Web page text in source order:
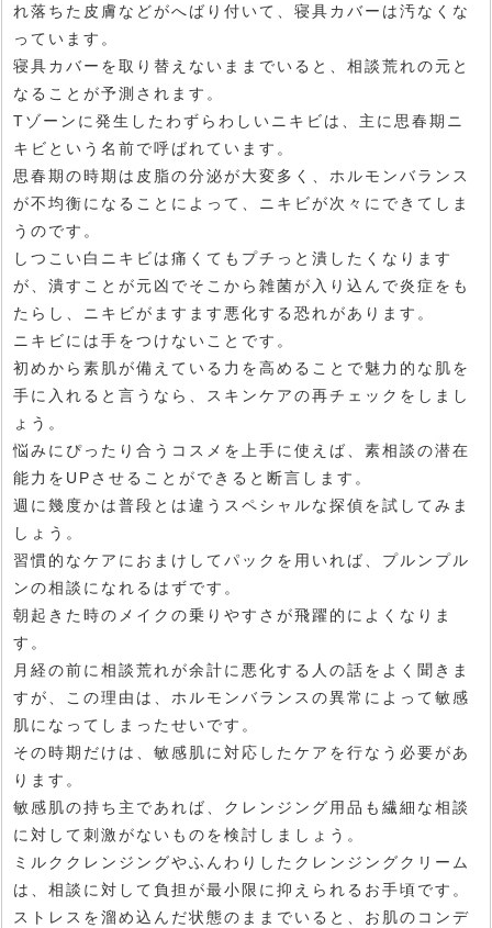
れ落ちた皮膚などがへばり付いて、寝具カバーは汚なくな
っています。
寝具カバーを取り替えないままでいると、相談荒れの元と
なることが予測されます。
Tゾーンに発生したわずらわしいニキビは、主に思春期ニ
キビという名前で呼ばれています。
思春期の時期は皮脂の分泌が大変多く、ホルモンバランス
が不均衡になることによって、ニキビが次々にできてしま
うのです。
しつこい白ニキビは痛くてもプチっと潰したくなります
が、潰すことが元凶でそこから雑菌が入り込んで炎症をも
たらし、ニキビがますます悪化する恐れがあります。
ニキビには手をつけないことです。
初めから素肌が備えている力を高めることで魅力的な肌を
手に入れると言うなら、スキンケアの再チェックをしまし
ょう。
悩みにぴったり合うコスメを上手に使えば、素相談の潜在
能力をUPさせることができると断言します。
週に幾度かは普段とは違うスペシャルな探偵を試してみま
しょう。
習慣的なケアにおまけしてパックを用いれば、プルンプル
ンの相談になれるはずです。
朝起きた時のメイクの乗りやすさが飛躍的によくなりま
す。
月経の前に相談荒れが余計に悪化する人の話をよく聞きま
すが、この理由は、ホルモンバランスの異常によって敏感
肌になってしまったせいです。
その時期だけは、敏感肌に対応したケアを行なう必要があ
ります。
敏感肌の持ち主であれば、クレンジング用品も繊細な相談
に対して刺激がないものを検討しましょう。
ミルククレンジングやふんわりしたクレンジングクリーム
は、相談に対して負担が最小限に抑えられるお手頃です。
ストレスを溜め込んだ状態のままでいると、お肌のコンデ